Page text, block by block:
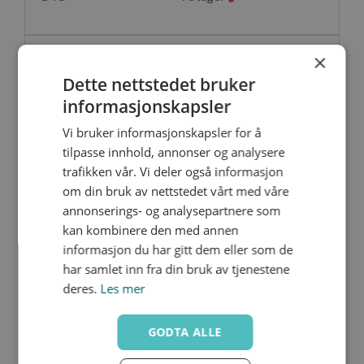
25
73
51.5
43.5
85.5
19.5
84
M1FF-V-R032
32
FPM
1¼"
83
64
104.5
×
Dette nettstedet bruker
informasjonskapsler
Vi bruker informasjonskapsler for å
tilpasse innhold, annonser og analysere
trafikken vår. Vi deler også informasjon
om din bruk av nettstedet vårt med våre
annonserings- og analysepartnere som
kan kombinere den med annen
informasjon du har gitt dem eller som de
har samlet inn fra din bruk av tjenestene
deres. Les mer
GODTA ALLE